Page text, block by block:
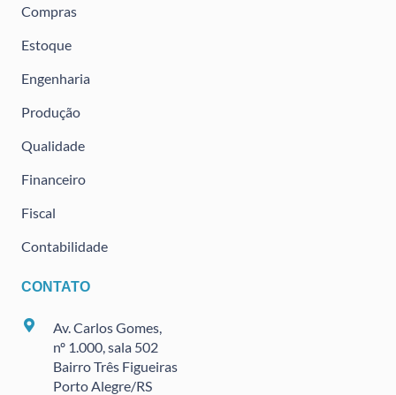
Compras
Estoque
Engenharia
Produção
Qualidade
Financeiro
Fiscal
Contabilidade
CONTATO
Av. Carlos Gomes,
nº 1.000, sala 502
Bairro Três Figueiras
Porto Alegre/RS